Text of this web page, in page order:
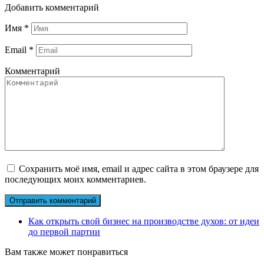
Добавить комментарий
Имя *
Email *
Комментарий
Сохранить моё имя, email и адрес сайта в этом браузере для
последующих моих комментариев.
Как открыть свой бизнес на производстве духов: от идеи
до первой партии
Вам также может понравиться